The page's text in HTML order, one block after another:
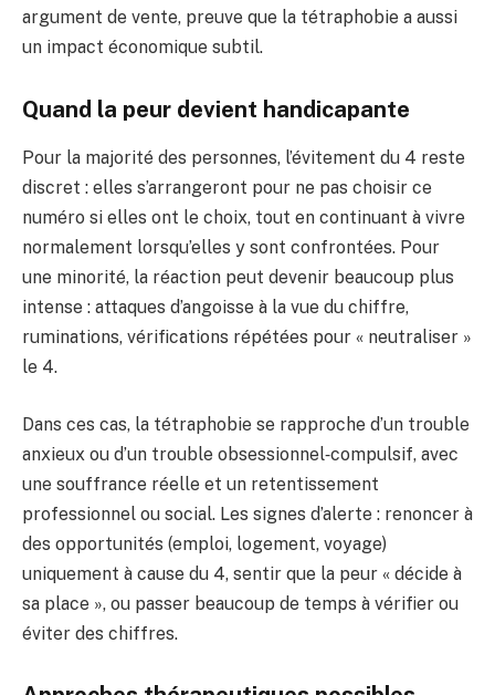
argument de vente, preuve que la tétraphobie a aussi
un impact économique subtil.
Quand la peur devient handicapante
Pour la majorité des personnes, l’évitement du 4 reste
discret : elles s’arrangeront pour ne pas choisir ce
numéro si elles ont le choix, tout en continuant à vivre
normalement lorsqu’elles y sont confrontées. Pour
une minorité, la réaction peut devenir beaucoup plus
intense : attaques d’angoisse à la vue du chiffre,
ruminations, vérifications répétées pour « neutraliser »
le 4.
Dans ces cas, la tétraphobie se rapproche d’un trouble
anxieux ou d’un trouble obsessionnel‑compulsif, avec
une souffrance réelle et un retentissement
professionnel ou social. Les signes d’alerte : renoncer à
des opportunités (emploi, logement, voyage)
uniquement à cause du 4, sentir que la peur « décide à
sa place », ou passer beaucoup de temps à vérifier ou
éviter des chiffres.